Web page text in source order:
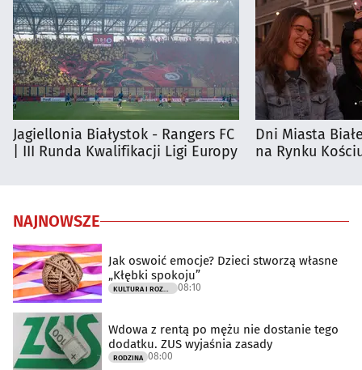
Jagiellonia Białystok - Rangers FC
| III Runda Kwalifikacji Ligi Europy
Dni Miasta
na Rynku
NAJNOWSZE
Jak oswoić emocje? Dzieci stworzą własne
„Kłębki spokoju”
08:10
Wdowa z rentą po mężu nie dostanie tego
dodatku. ZUS wyjaśnia zasady
RODZINA 08:00